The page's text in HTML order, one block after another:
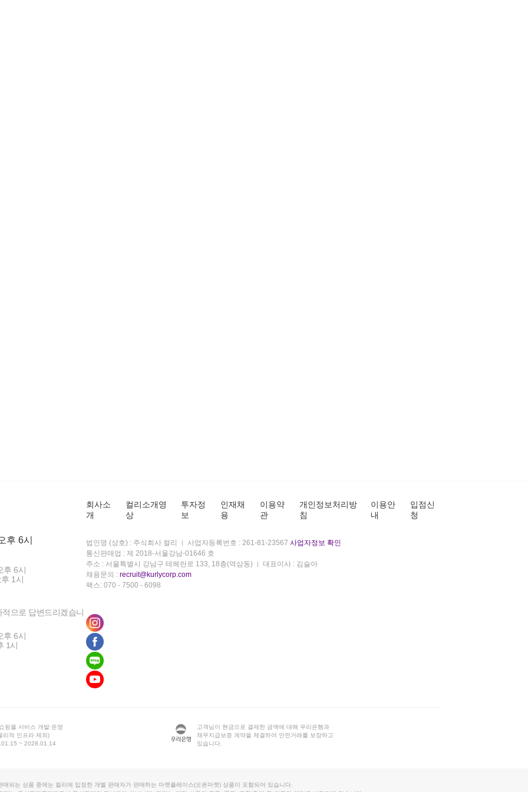
후 6시
후 6시
1시
으로 답변드리겠습니
후 6시
1시
회사소
개
컬리소개영
상
투자정
보
인재채
용
이용약
관
개인정보처리방
침
이용안
내
입점신
청
법인명 (상호) : 주식회사 컬리 사업자등록번호 : 261-81-23567 사업자정보 확인
통신판매업 : 제 2018-서울강남-01646 호
주소 : 서울특별시 강남구 테헤란로 133, 18층(역삼동)
대표이사 : 김슬아
채용문의 : recruit@kurlycorp.com
팩스: 070 - 7500 - 6098
핑몰 서비스 개발·운영
리적 인프라 제외)
~ 2028.01.14
고객님이 현금으로 결제한 금액에 대해 우리은행과
채무지급보증 계약을 체결하여 안전거래를 보장하고
있습니다.
매되는 상품 중에는 컬리에 입점한 개별 판매자가 판매하는 마켓플레이스(오픈마켓) 상품이 포함되어 있습니다.